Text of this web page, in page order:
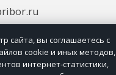
(мск + 2.00)
сайта, вы соглашаетесь с
cookie и иных методов,
интернет-статистики,